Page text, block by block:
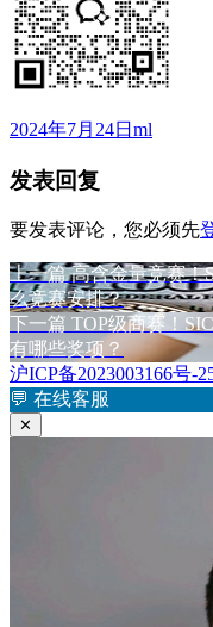
发
于
2024年7月24日 作
ml
发表回复
要发表评论，您必须先
文
章
导
航
上一篇上
篇
文
章：
高含金量竞赛！
么竞赛安排？
下一篇 下
篇
文
章：
TOP级商赛！
有哪些奖项？
沪ICP备2023003166号-
💬 在线客服
✕